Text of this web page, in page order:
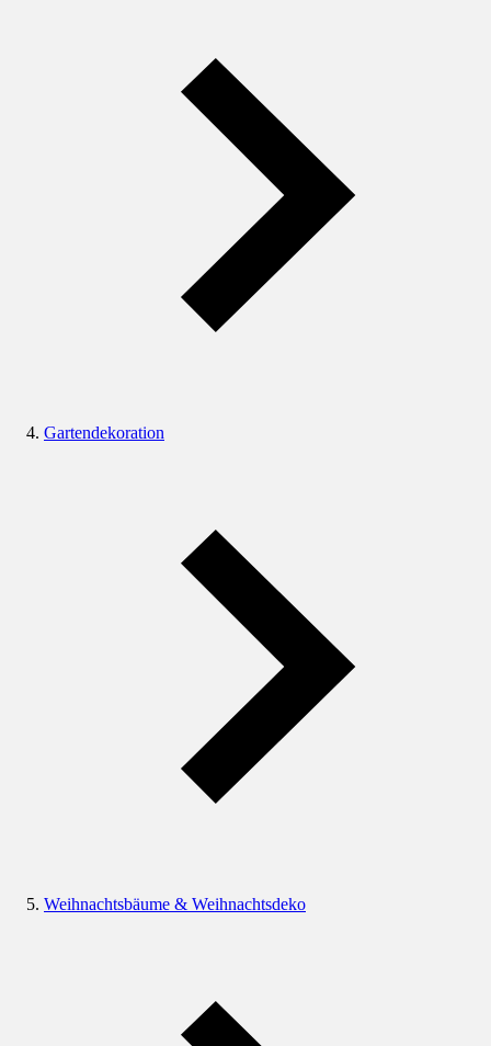
Gartendekoration
Weihnachtsbäume & Weihnachtsdeko